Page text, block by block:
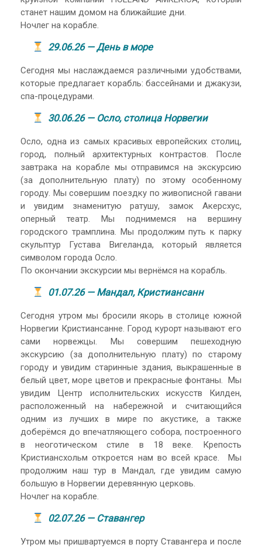
станет нашим домом на ближайшие дни.
Ночлег на корабле.
29.06.26 — День в море
Сегодня мы наслаждаемся различными удобствами,
которые предлагает корабль: бассейнами и джакузи,
спа-процедурами.
30.06.26 — Осло, столица Норвегии
Осло, одна из самых красивых европейских столиц,
город, полный архитектурных контрастов. После
завтрака на корабле мы отправимся на экскурсию
(за дополнительную плату) по этому особенному
городу. Мы совершим поездку по живописной гавани
и увидим знаменитую ратушу, замок Акерсхус,
оперный театр. Мы поднимемся на вершину
городского трамплина. Мы продолжим путь к парку
скульптур Густава Вигеланда, который является
символом города Осло.
По окончании экскурсии мы вернёмся на корабль.
01.07.26 — Мандал, Кристиансанн
Сегодня утром мы бросили якорь в столице южной
Норвегии Кристиансанне. Город курорт называют его
сами норвежцы. Мы совершим пешеходную
экскурсию (за дополнительную плату) по старому
городу и увидим старинные здания, выкрашенные в
белый цвет, море цветов и прекрасные фонтаны. Мы
увидим Центр исполнительских искусств Килден,
расположенный на набережной и считающийся
одним из лучших в мире по акустике, а также
доберёмся до впечатляющего собора, построенного
в неоготическом стиле в 18 веке. Крепость
Кристиансхольм откроется нам во всей красе. Мы
продолжим наш тур в Мандал, где увидим самую
большую в Норвегии деревянную церковь.
Ночлег на корабле.
02.07.26 — Ставангер
Утром мы пришвартуемся в порту Ставангера и после